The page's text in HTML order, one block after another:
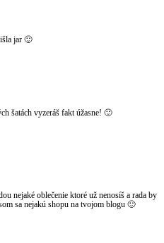
jar 🙂
šatách vyzeráš fakt úžasne! 🙂
nejaké oblečenie ktoré už nenosíš a rada by
sa nejakú shopu na tvojom blogu 🙂